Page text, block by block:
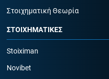
Στοιχηματική Θεωρία
ΣΤΟΙΧΗΜΑΤΙΚΕΣ
Stoiximan
Novibet